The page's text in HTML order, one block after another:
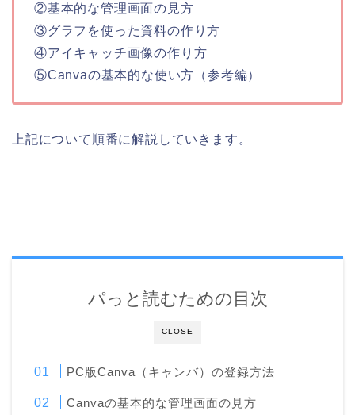
②基本的な管理画面の見方
③グラフを使った資料の作り方
④アイキャッチ画像の作り方
⑤Canvaの基本的な使い方（参考編）
上記について順番に解説していきます。
CLOSE
パっと読むための目次
PC版Canva（キャンバ）の登録方法
Canvaの基本的な管理画面の見方